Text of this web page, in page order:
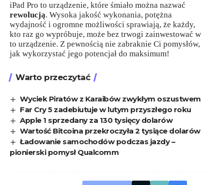
iPad Pro to urządzenie, które śmiało można nazwać
rewolucją. Wysoka jakość wykonania, potężna
wydajność i ogromne możliwości sprawiają, że każdy,
kto raz go wypróbuje, może bez trwogi zainwestować w
to urządzenie. Z pewnością nie zabraknie Ci pomysłów,
jak wykorzystać jego potencjał do maksimum!
Warto przeczytać
Wyciek Piratów z Karaibów zwykłym oszustwem
Far Cry 5 zadebiutuje w lutym przyszłego roku
Apple 1 sprzedany za 130 tysięcy dolarów
Wartość Bitcoina przekroczyła 2 tysiące dolarów
Ładowanie samochodów podczas jazdy –
pionierski pomysł Qualcomm